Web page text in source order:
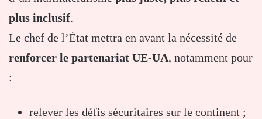
plus inclusif.
Le chef de l’État mettra en avant la nécessité de
renforcer le partenariat UE-UA, notamment pour
:
relever les défis sécuritaires sur le continent ;